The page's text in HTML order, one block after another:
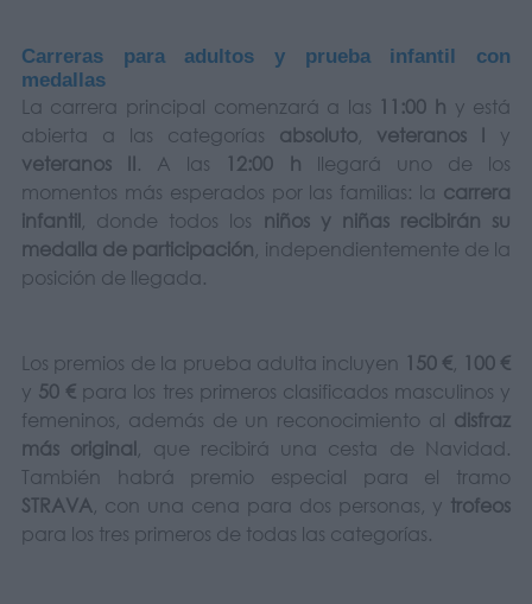
Carreras para adultos y prueba infantil con
medallas
La carrera principal comenzará a las 11:00 h y está
abierta a las categorías absoluto veteranos I y
veteranos II. A las 12:00 h llegará uno de los
momentos más esperados por las familias: la carrera
infantil, donde todos los niños y niñas recibirán su
medalla de participación , independientemente de la
posición de llegada.
Los premios de la prueba adulta incluyen 150 € 100 €
y 50 € para los tres primeros clasificados masculinos y
femeninos, además de un reconocimiento al disfraz
más original , que recibirá una cesta de Navidad.
También habrá premio especial para el tramo
STRAVA , con una cena para dos personas, y trofeos
para los tres primeros de todas las categorías.